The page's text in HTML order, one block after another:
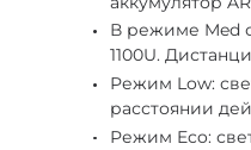
В режиме Med
1100U.
Режим Low:
расстоянии
Режим Eco: